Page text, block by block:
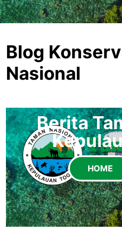
Blog
Nasional
Berita
HOME